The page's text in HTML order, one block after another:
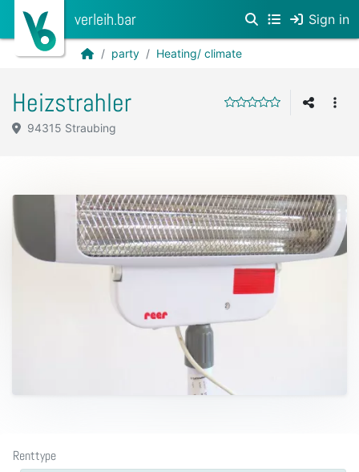
verleih.bar Sign in
party Heating/ climate
Heizstrahler
94315 Straubing
Renttype